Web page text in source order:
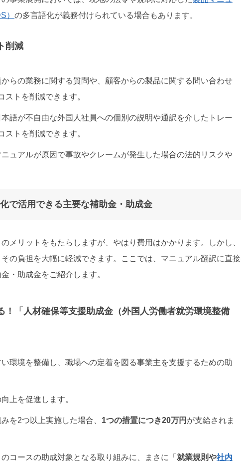
） の多言語化が義務付けられている場合もあります。
削減
からの業務に関する質問や、顧客からの製品に関する問い合わせ
ストを削減できます。
本語が不自由な外国人社員への個別の説明や通訳を介したトレー
ストを削減できます。
ュアルが原因で事故やクレームが発生した場合の法的リスクや
で活用できる主要な補助金・助成金
メリットをもたらしますが、やはり費用はかかります。しかし、
の負担を大幅に軽減できます。ここでは、マニュアル翻訳に直接
・助成金をご紹介します。
！「人材確保等支援助成金（外国人労働者就労環境整備
環境を整備し、職場への定着を図る事業主を支援するための助
上を促進します。
を2つ以上実施した場合、 1つの措置につき20万円 が支給されま
のコースの助成対象となる取り組みに、まさに「 就業規則や社内